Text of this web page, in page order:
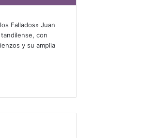
Fallados» Juan
con
y su amplia